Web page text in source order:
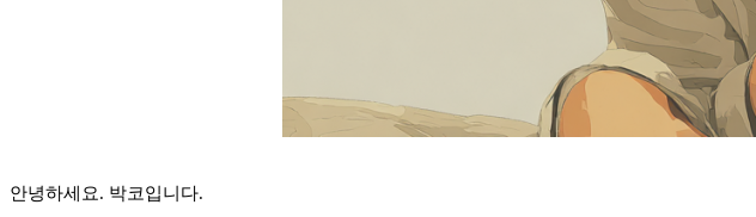
안녕하세요. 박코입니다.